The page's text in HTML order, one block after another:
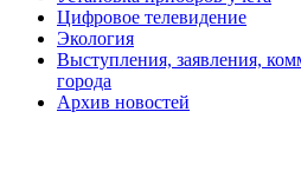
Цифровое телевидение
Экология
Выступления, заявления,
города
Архив новостей